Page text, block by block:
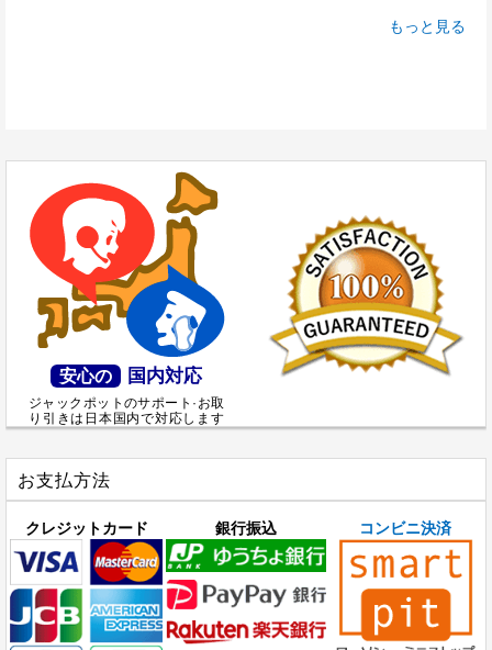
もっと見る
安心の 国内対応
ジャックポットのサポート·お取
り引きは日本国内で対応します
お支払方法
クレジットカード 銀行振込 コンビニ決済